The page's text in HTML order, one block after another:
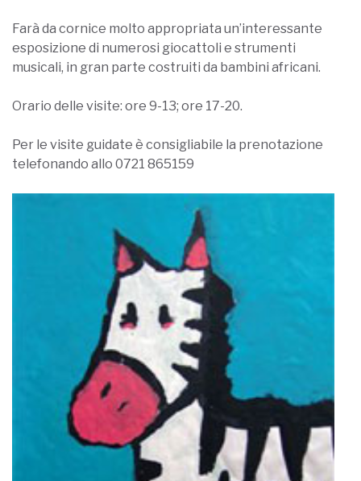
Farà da cornice molto appropriata un’interessante
esposizione di numerosi giocattoli e strumenti
musicali, in gran parte costruiti da bambini africani.
Orario delle visite: ore 9-13; ore 17-20.
Per le visite guidate è consigliabile la prenotazione
telefonando allo 0721 865159